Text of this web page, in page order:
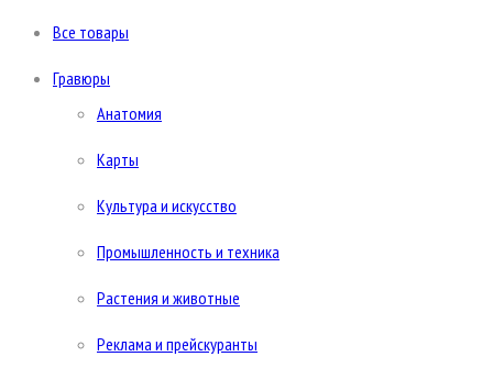
Все товары
Гравюры
Анатомия
Карты
Культура и искусство
Промышленность и техника
Растения и животные
Реклама и прейскуранты